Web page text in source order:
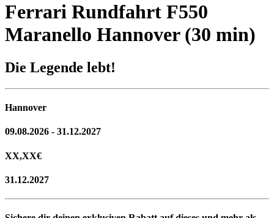
Ferrari Rundfahrt F550
Maranello Hannover (30 min)
Die Legende lebt!
Hannover
09.08.2026 - 31.12.2027
XX,XX€
31.12.2027